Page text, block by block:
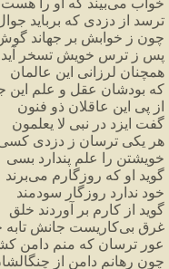
ترسد از دزدی که برباید
چون ز خوابش بر جهاند
پس ز ترس خویش تسخر
همچنان لرزانی این عالمان
که بودشان عقل و علم این
از پی این عاقلان ذو فنون
گفت ایزد در نبی لا یعلمون
هر یکی ترسان ز دزدی
خویشتن را علم پندارد بسی
گوید او که روزگارم می‌برند
خود ندارد روزگار سودمند
گوید از کارم بر آوردند خلق
غرق بی‌کاریست جانش تابه حلق
عور ترسان که منم دامن
چون رهانم دامن از